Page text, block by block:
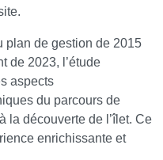
plan de gestion de 2015
de 2023, l’étude
aspects
du parcours de
la découverte de l’îlet. Ce
enrichissante et